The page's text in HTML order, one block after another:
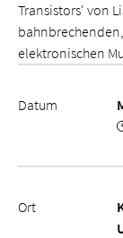
Transistors' von
elektronischen
Datum
Ort